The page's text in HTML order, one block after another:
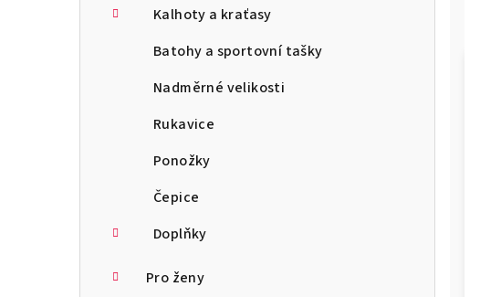
Kalhoty a kraťasy
Batohy a sportovní tašky
Nadměrné velikosti
Rukavice
Ponožky
Čepice
Doplňky
Pro ženy